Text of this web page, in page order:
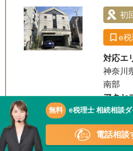
初
e
対応エ
神奈川
南部
アクセ
JR根岸
相続手続きのご相談
無料 e税理士 相続相談
電話相談